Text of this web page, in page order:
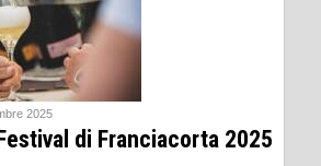
2025
di Franciacorta 2025